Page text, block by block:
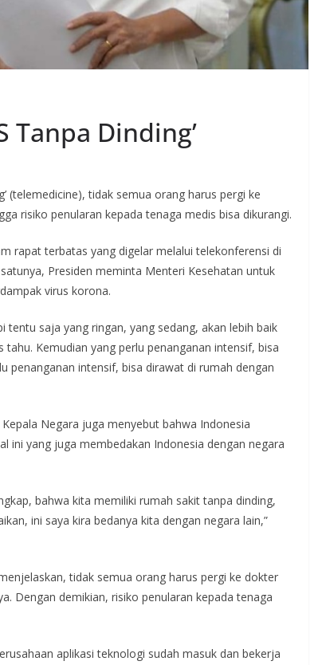
Tanpa Dinding’
(telemedicine), tidak semua orang harus pergi ke
risiko penularan kepada tenaga medis bisa dikurangi.
rapat terbatas yang digelar melalui telekonferensi di
Presiden meminta Menteri Kesehatan untuk
virus korona.
tentu saja yang ringan, yang sedang, akan lebih baik
Kemudian yang perlu penanganan intensif, bisa
penanganan intensif, bisa dirawat di rumah dengan
Negara juga menyebut bahwa Indonesia
ini yang juga membedakan Indonesia dengan negara
bahwa kita memiliki rumah sakit tanpa dinding,
ini saya kira bedanya kita dengan negara lain,”
tidak semua orang harus pergi ke dokter
Dengan demikian, risiko penularan kepada tenaga
aplikasi teknologi sudah masuk dan bekerja